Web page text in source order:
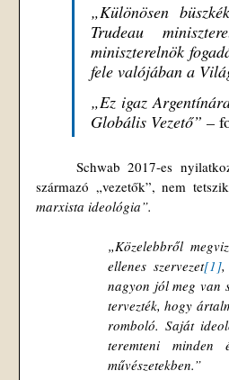
„Különösen
Trudeau
miniszterelnök
fele valójában a
„Ez igaz
Globális Vezető” –
származó „vezetők”, nem
marxista ideológia”.
„Közelebbről
ellenes szervezet[1],
nagyon jól meg van
tervezték, hogy
romboló. Saját
teremteni
művészetekben.”